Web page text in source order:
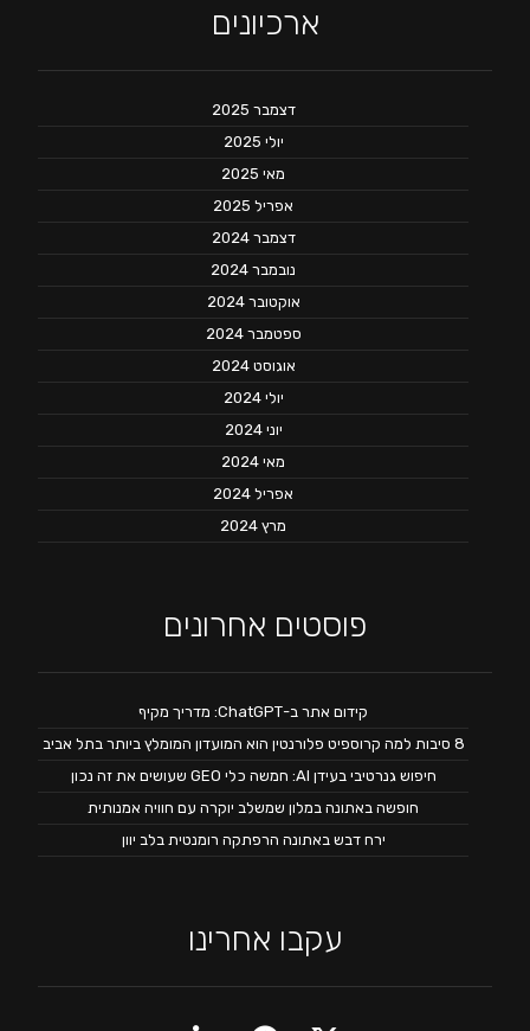
ארכיונים
דצמבר 2025
יולי 2025
מאי 2025
אפריל 2025
דצמבר 2024
נובמבר 2024
אוקטובר 2024
ספטמבר 2024
אוגוסט 2024
יולי 2024
יוני 2024
מאי 2024
אפריל 2024
מרץ 2024
פוסטים אחרונים
קידום אתר ב-ChatGPT: מדריך מקיף
8 סיבות למה קרוספיט פלורנטין הוא המועדון המומלץ ביותר בתל אביב
חיפוש גנרטיבי בעידן AI: חמשה כלי GEO שעושים את זה נכון
חופשה באתונה במלון שמשלב יוקרה עם חוויה אמנותית
ירח דבש באתונה הרפתקה רומנטית בלב יוון
עקבו אחרינו